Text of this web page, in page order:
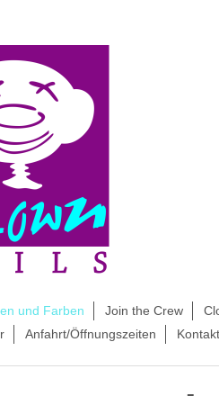
und Farben Join the Crew
Anfahrt/Öffnungszeiten Kontakt